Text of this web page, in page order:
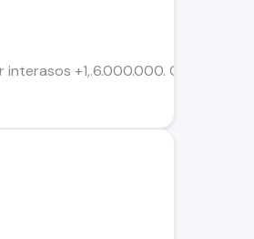
+1,.6.000.000. Conversable